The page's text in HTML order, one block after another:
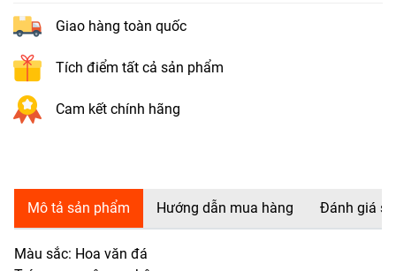
Giao hàng toàn quốc
Tích điểm tất cả sản phẩm
Cam kết chính hãng
Mô tả sản phẩm Hướng dẫn mua hàng Đánh giá
Màu sắc: Hoa văn đá